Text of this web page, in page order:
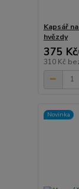
Kapsář
hvězdy
375 Kč/
310 Kč
Novinka